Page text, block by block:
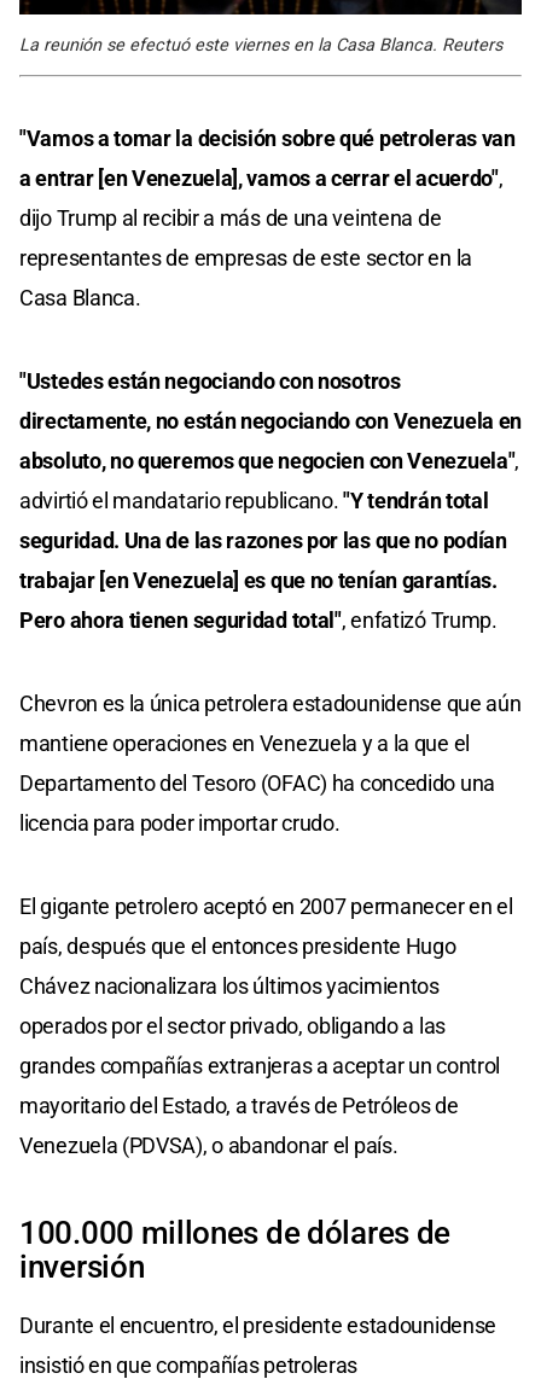
La reunión se efectuó este viernes en la Casa Blanca. Reuters
"Vamos a tomar la decisión sobre qué petroleras van
a entrar [en Venezuela], vamos a cerrar el acuerdo",
dijo Trump al recibir a más de una veintena de
representantes de empresas de este sector en la
Casa Blanca.
"Ustedes están negociando con nosotros
directamente, no están negociando con Venezuela en
absoluto, no queremos que negocien con Venezuela",
advirtió el mandatario republicano."Y tendrán total
seguridad. Una de las razones por las que no podían
trabajar [en Venezuela] es que no tenían garantías.
Pero ahora tienen seguridad total", enfatizó Trump.
Chevron es la única petrolera estadounidense que aún
mantiene operaciones en Venezuela y a la que el
Departamento del Tesoro (OFAC) ha concedido una
licencia para poder importar crudo.
El gigante petrolero aceptó en 2007 permanecer en el
país, después que el entonces presidente Hugo
Chávez nacionalizara los últimos yacimientos
operados por el sector privado, obligando a las
grandes compañías extranjeras a aceptar un control
mayoritario del Estado, a través de Petróleos de
Venezuela (PDVSA), o abandonar el país.
100.000 millones de dólares de
inversión
Durante el encuentro, el presidente estadounidense
insistió en que compañías petroleras